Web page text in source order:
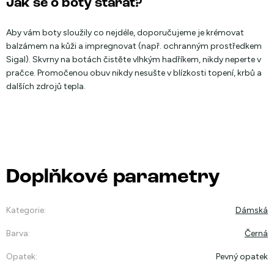
Jak se o boty starat?
Aby vám boty sloužily co nejdéle, doporučujeme je krémovat
balzámem na kůži a impregnovat (např. ochranným prostředkem
Sigal). Skvrny na botách čistěte vlhkým hadříkem, nikdy neperte v
pračce. Promočenou obuv nikdy nesušte v blízkosti topení, krbů a
dalších zdrojů tepla.
Doplňkové parametry
Kategorie: Dámská
Barva: Černá
Opatek: Pevný opatek